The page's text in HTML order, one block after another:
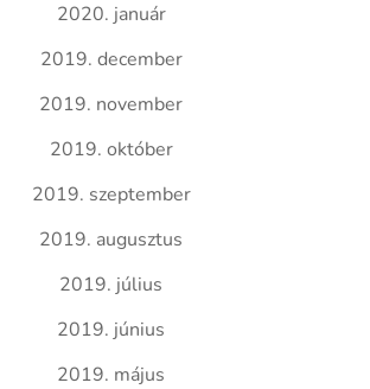
2020. január
2019. december
2019. november
2019. október
2019. szeptember
2019. augusztus
2019. július
2019. június
2019. május